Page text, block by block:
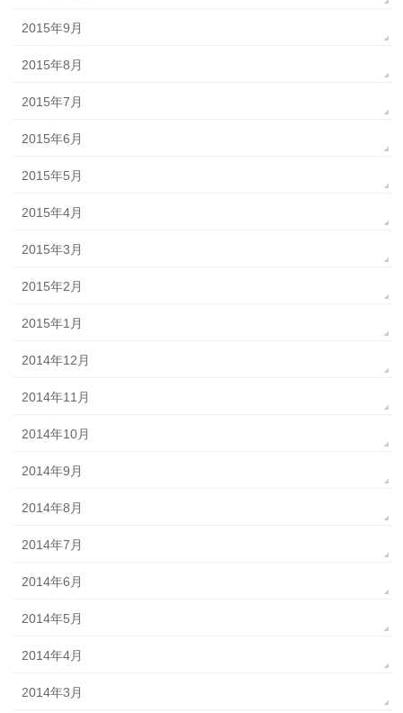
2015年9月
2015年8月
2015年7月
2015年6月
2015年5月
2015年4月
2015年3月
2015年2月
2015年1月
2014年12月
2014年11月
2014年10月
2014年9月
2014年8月
2014年7月
2014年6月
2014年5月
2014年4月
2014年3月